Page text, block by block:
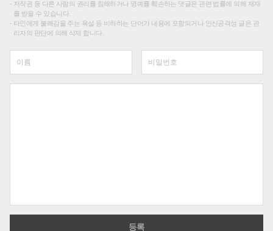
저작권 등 다른 사람의 권리를 침해하거나 명예를 훼손하는 댓글은 관련 법률에 의해 제재
를 받을 수 있습니다.
타인에게 불쾌감을 주는 욕설 등 비하하는 단어가 내용에 포함되거나 인신공격성 글은 관
리자의 판단에 의해 삭제 합니다.